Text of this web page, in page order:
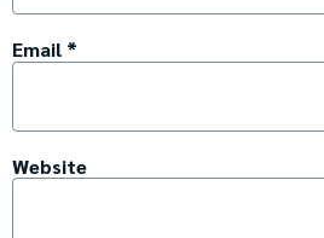
Email *
Website